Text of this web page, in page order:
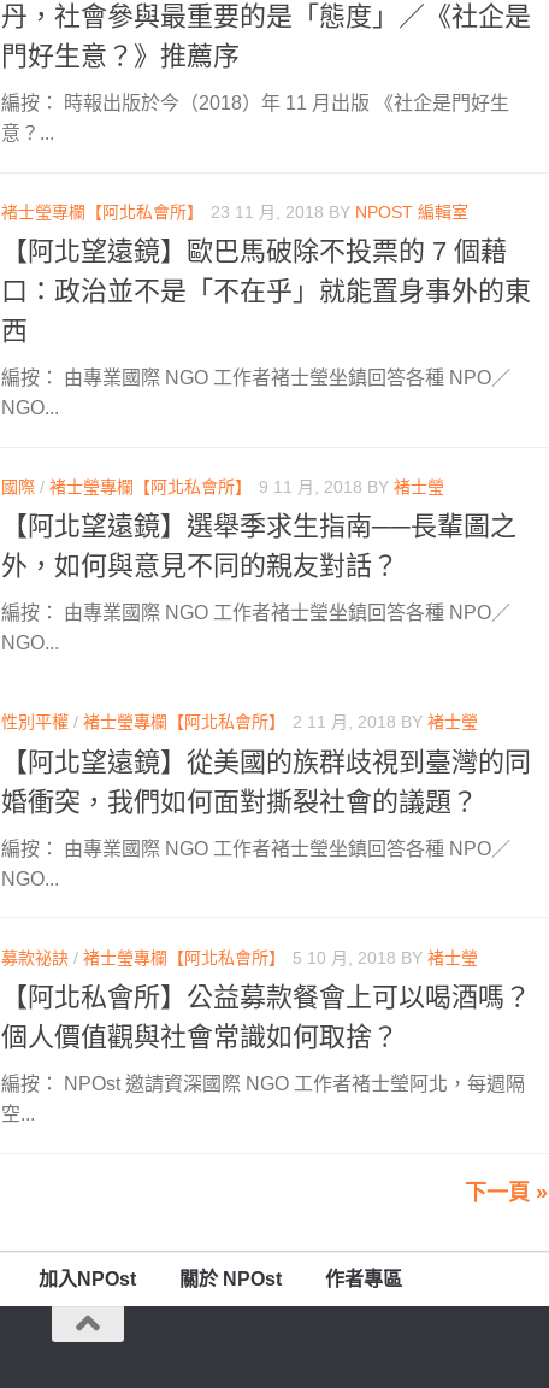
丹，社會參與最重要的是「態度」／《社企是
門好生意？》推薦序
編按： 時報出版於今（2018）年 11 月出版 《社企是門好生
意？...
褚士瑩專欄【阿北私會所】 23 11 月, 2018 BY NPOST 編輯室
【阿北望遠鏡】歐巴馬破除不投票的 7 個藉
口：政治並不是「不在乎」就能置身事外的東
西
編按： 由專業國際 NGO 工作者褚士瑩坐鎮回答各種 NPO／
NGO...
國際 / 褚士瑩專欄【阿北私會所】 9 11 月, 2018 BY 褚士瑩
【阿北望遠鏡】選舉季求生指南──長輩圖之
外，如何與意見不同的親友對話？
編按： 由專業國際 NGO 工作者褚士瑩坐鎮回答各種 NPO／
NGO...
性別平權 / 褚士瑩專欄【阿北私會所】 2 11 月, 2018 BY 褚士瑩
【阿北望遠鏡】從美國的族群歧視到臺灣的同
婚衝突，我們如何面對撕裂社會的議題？
編按： 由專業國際 NGO 工作者褚士瑩坐鎮回答各種 NPO／
NGO...
募款祕訣 / 褚士瑩專欄【阿北私會所】 5 10 月, 2018 BY 褚士瑩
【阿北私會所】公益募款餐會上可以喝酒嗎？
個人價值觀與社會常識如何取捨？
編按： NPOst 邀請資深國際 NGO 工作者褚士瑩阿北，每週隔
空...
下一頁 »
加入NPOst 關於 NPOst 作者專區